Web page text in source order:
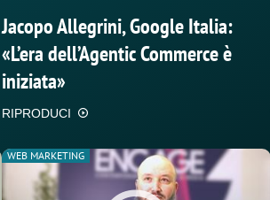
Jacopo Allegrini, Google Italia:
«L’era dell’Agentic Commerce è
iniziata»
RIPRODUCI
WEB MARKETING